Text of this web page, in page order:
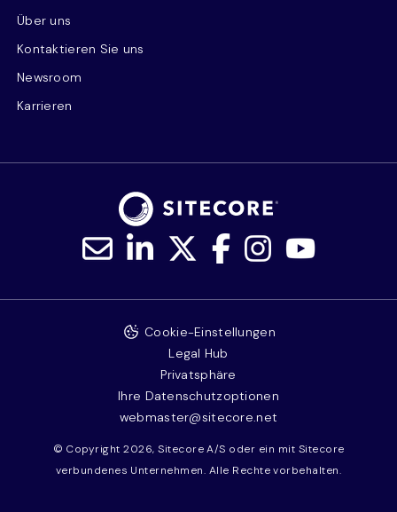
Über uns
Kontaktieren Sie uns
Newsroom
Karrieren
© Copyright 2026, Sitecore A/S oder ein mit Sitecore
verbundenes Unternehmen. Alle Rechte vorbehalten.
Cookie-Einstellungen
Legal Hub
Privatsphäre
Ihre Datenschutzoptionen
webmaster@sitecore.net